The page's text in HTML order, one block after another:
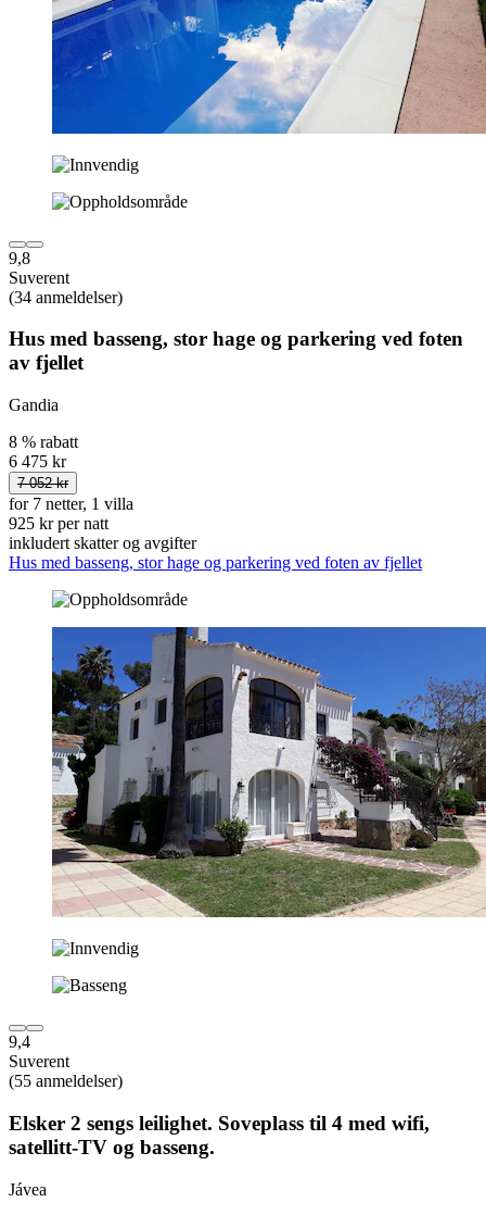
9,8
Suverent
(34 anmeldelser)
Hus med basseng, stor hage og parkering ved foten
av fjellet
Gandia
8 % rabatt
6 475 kr
7 052 kr
for 7 netter, 1 villa
925 kr per natt
inkludert skatter og avgifter
Hus med basseng, stor hage og parkering ved foten av fjellet
9,4
Suverent
(55 anmeldelser)
Elsker 2 sengs leilighet. Soveplass til 4 med wifi,
satellitt-TV og basseng.
Jávea